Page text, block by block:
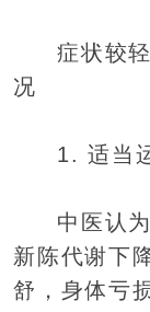
症状较
况
1. 适当
中医认
新陈代谢下
舒，身体亏